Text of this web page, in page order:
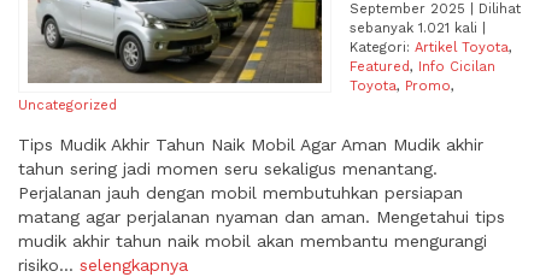
September 2025 | Dilihat
sebanyak 1.021 kali |
Kategori: Artikel Toyota,
Featured,
Info Cicilan
Toyota, Promo,
Uncategorized
Tips Mudik Akhir Tahun Naik Mobil Agar Aman Mudik akhir
tahun sering jadi momen seru sekaligus menantang.
Perjalanan jauh dengan mobil membutuhkan persiapan
matang agar perjalanan nyaman dan aman. Mengetahui tips
mudik akhir tahun naik mobil akan membantu mengurangi
risiko... selengkapnya